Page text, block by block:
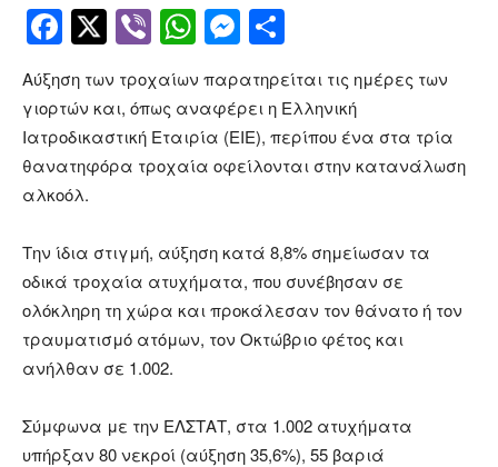
Facebook
Twitter
ViberWhatsApp
Messenger
Αύξηση των τροχαίων παρατηρείται τις ημέρες των
γιορτών και, όπως αναφέρει η Ελληνική
Ιατροδικαστική Εταιρία (ΕΙΕ), περίπου ένα στα τρία
θανατηφόρα τροχαία οφείλονται στην κατανάλωση
αλκοόλ.
Την ίδια στιγμή, αύξηση κατά 8,8% σημείωσαν τα
οδικά τροχαία ατυχήματα, που συνέβησαν σε
ολόκληρη τη χώρα και προκάλεσαν τον θάνατο ή τον
τραυματισμό ατόμων, τον Οκτώβριο φέτος και
ανήλθαν σε 1.002.
Σύμφωνα με την ΕΛΣΤΑΤ, στα 1.002 ατυχήματα
υπήρξαν 80 νεκροί (αύξηση 35,6%), 55 βαριά